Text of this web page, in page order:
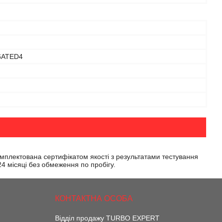
сертифікатом якості з результатами тестування
місяці без обмеження по пробігу.
Відділ продажу TURBO EXPERT